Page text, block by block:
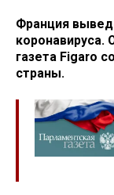
Франция
коронавируса.
газета Figaro
страны.